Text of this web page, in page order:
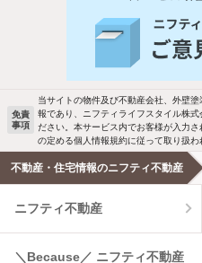
免責
事項
当サイトの物件及び不動産会社、外壁
報であり、ニフティライフスタイル株
ださい。本サービス内でお客様が入力
の定める個人情報規約に従って取り扱わ
不動産・住宅情報のニフティ不動産
ニフティ不動産
＼Because／ ニフティ不動産